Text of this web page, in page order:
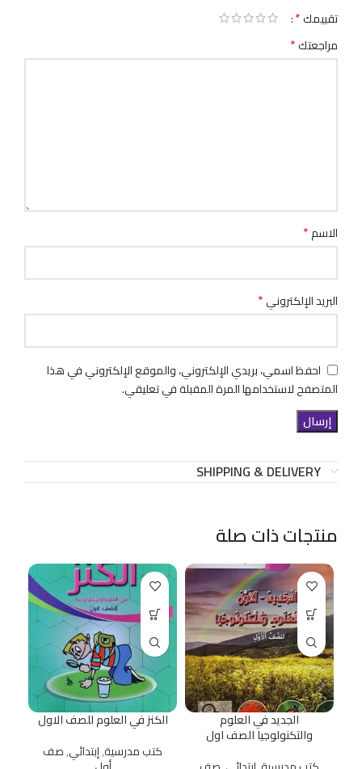
تقييمك*
مراجعتك*
الاسم*
البريد الإلكتروني*
احفظ اسمي، بريدي الإلكتروني، والموقع الإلكتروني في هذا
المتصفح لاستخدامها المرة المقبلة في تعليقي.
SHIPPING & DELIVERY
منتجات ذات صلة
الجديد في العلوم
والتكنولوجيا الصف اول
الكنز في العلوم للصف الاول
كتب مدرسية,إبتدائي,صف